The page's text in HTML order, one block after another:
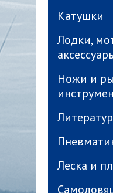
Катушки
Лодки,
Ножи и
Леска и